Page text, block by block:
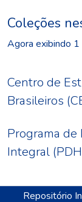
Coleções
Agora exibindo
Centro de
Brasileiros
Programa
Integral
Repositório